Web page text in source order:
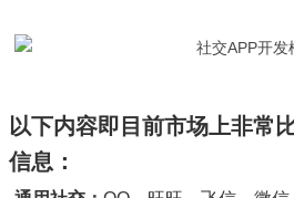
以下内容即目前市场上非常
信息：